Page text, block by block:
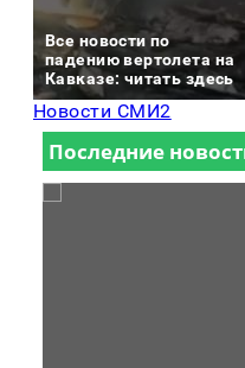
Все новости по
падению вертолета на
Кавказе: читать здесь
Новости СМИ2